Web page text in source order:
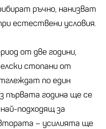
ръчно, нанизват
естествени условия.
от две години,
стопани от
по един
първата година ще се
подходящ за
– усилията ще